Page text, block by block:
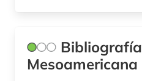
kriegsverbrechen (1)
kroatien (1)
Bibliografía
Mesoamericana